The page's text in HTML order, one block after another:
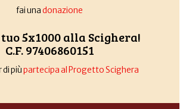
fai unadonazione
5x1000 alla Scighera!
C.F. 97406860151
di piùpartecipa al Progetto Scighera